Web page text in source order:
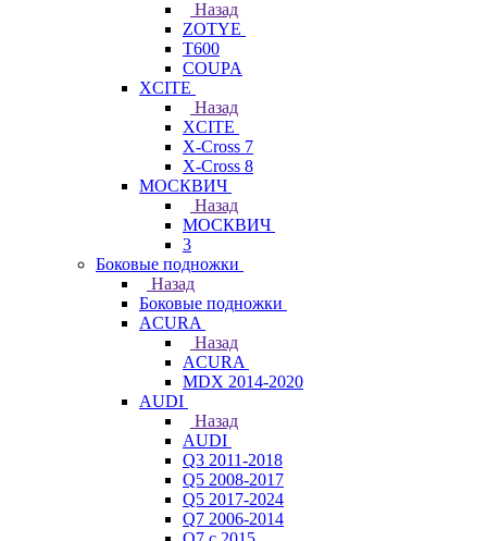
Назад
ZOTYE
T600
COUPA
XCITE
Назад
XCITE
X-Cross 7
X-Cross 8
МОСКВИЧ
Назад
МОСКВИЧ
3
Боковые подножки
Назад
Боковые подножки
ACURA
Назад
ACURA
MDX 2014-2020
AUDI
Назад
AUDI
Q3 2011-2018
Q5 2008-2017
Q5 2017-2024
Q7 2006-2014